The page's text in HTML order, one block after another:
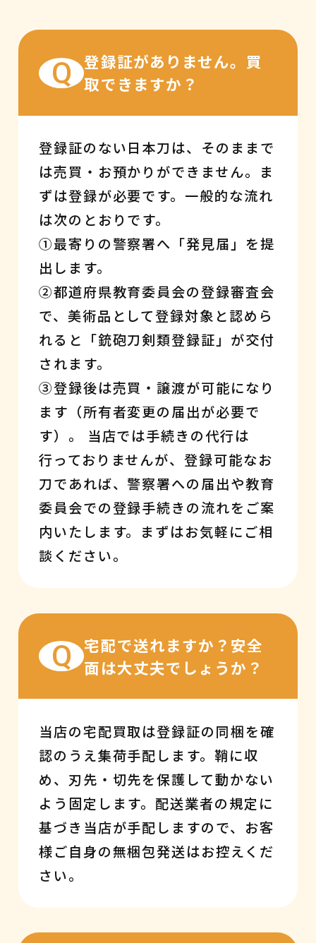
Q
登録証がありません。買
取できますか？
登録証のない日本刀は、そのままで
は売買・お預かりができません。ま
ずは登録が必要です。一般的な流れ
は次のとおりです。
①最寄りの警察署へ「発見届」を提
出します。
②都道府県教育委員会の登録審査会
で、美術品として登録対象と認めら
れると「銃砲刀剣類登録証」が交付
されます。
③登録後は売買・譲渡が可能になり
ます（所有者変更の届出が必要で
す）。 当店では手続きの代行は
行っておりませんが、登録可能なお
刀であれば、警察署への届出や教育
委員会での登録手続きの流れをご案
内いたします。まずはお気軽にご相
談ください。
Q
宅配で送れますか？安全
面は大丈夫でしょうか？
当店の宅配買取は登録証の同梱を確
認のうえ集荷手配します。鞘に収
め、刃先・切先を保護して動かない
よう固定します。配送業者の規定に
基づき当店が手配しますので、お客
様ご自身の無梱包発送はお控えくだ
さい。